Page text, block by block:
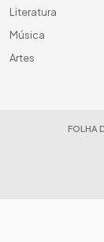
Literatura
Música
Artes
FOLHA